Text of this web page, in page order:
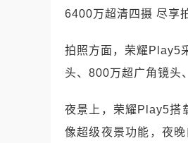
6400万超清四摄 尽享
拍照方面，荣耀Play5
头、800万超广角镜头
夜景上，荣耀Play5搭
像超级夜景功能，夜